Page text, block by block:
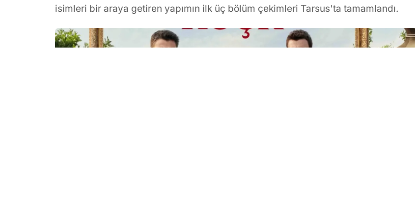
isimleri bir araya getiren yapımın ilk üç bölüm çekimleri Tarsus'ta tamamlandı.